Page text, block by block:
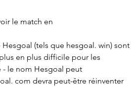
le match en
(tels que hesgoal. win) sont
en plus difficile pour les
- le nom Hesgoal peut
com devra peut-être réinventer